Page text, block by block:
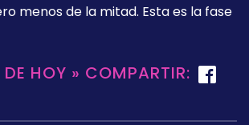
menos de la mitad. Esta es la fase
DE HOY » COMPARTIR: